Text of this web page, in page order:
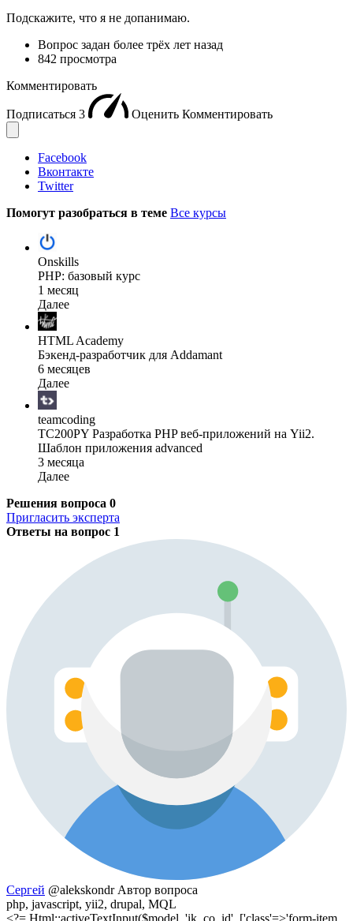
Подскажите, что я не допанимаю.
Вопрос задан более трёх лет назад
842 просмотра
Комментировать
Подписаться 3 Оценить Комментировать
Facebook
Вконтакте
Twitter
Помогут разобраться в теме Все курсы
Onskills
PHP: базовый курс
1 месяц
Далее
HTML Academy
Бэкенд-разработчик для Addamant
6 месяцев
Далее
teamcoding
TC200PY Разработка PHP веб-приложений на Yii2.
Шаблон приложения advanced
3 месяца
Далее
Решения вопроса 0
Пригласить эксперта
Ответы на вопрос 1
Сергей @alekskondr Автор вопроса
php, javascript, yii2, drupal, MQL
<?= Html::activeTextInput($model, 'ik_co_id', ['class'=>'form-item